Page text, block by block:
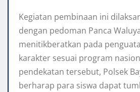
Kegiatan pembinaan ini
dengan pedoman Panca
menitikberatkan pada
karakter sesuai program
pendekatan tersebut, Polsek
berharap para siswa dapat